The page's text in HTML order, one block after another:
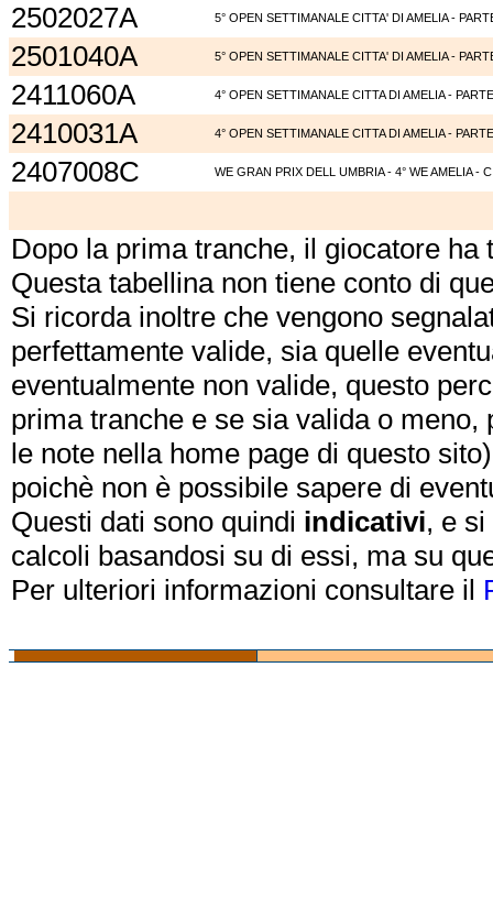
2502027A 5° OPEN SETTIMANALE CITTA' DI AMELIA -
2501040A 5° OPEN SETTIMANALE CITTA' DI AMELIA -
2411060A 4° OPEN SETTIMANALE CITTA DI AMELIA -
2410031A 4° OPEN SETTIMANALE CITTA DI AMELIA -
2407008C WE GRAN PRIX DELL UMBRIA - 4° WE AMELIA - C
Dopo la prima tranche, il giocatore
Questa tabellina non tiene conto di
Si ricorda inoltre che vengono
perfettamente valide, sia quelle
eventualmente non valide, questo
prima tranche e se sia valida o
le note nella home page di questo
poichè non è possibile sapere di
Questi dati sono quindi indicativi, e
calcoli basandosi su di essi, ma su
Per ulteriori informazioni consultare il